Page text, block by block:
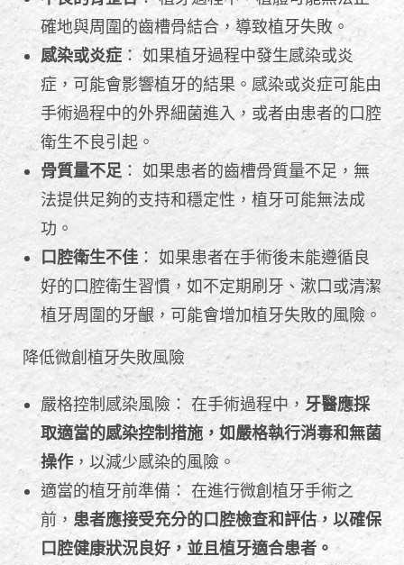
確地與周圍的齒槽骨結合，導致植牙失敗。
感染或炎症 ： 如果植牙過程中發生感染或炎
症，可能會影響植牙的結果。感染或炎症可能由
手術過程中的外界細菌進入，或者由患者的口腔
衛生不良引起。
骨質量不足： 如果患者的齒槽骨質量不足，無
法提供足夠的支持和穩定性，植牙可能無法成
功。
口腔衛生不佳 ： 如果患者在手術後未能遵循良
好的口腔衛生習慣，如不定期刷牙、漱口或清潔
植牙周圍的牙齦，可能會增加植牙失敗的風險。
降低微創植牙失敗風險
嚴格控制感染風險： 在手術過程中， 牙醫應採
取適當的感染控制措施，如嚴格執行消毒和無菌
操作 ，以減少感染的風險。
適當的植牙前準備： 在進行微創植牙手術之
前， 患者應接受充分的口腔檢查和評估，以確保
口腔健康狀況良好，並且植牙適合患者。